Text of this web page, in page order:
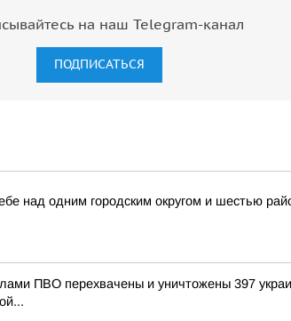
на наш Telegram-канал
ПОДПИСАТЬСЯ
над одним городским округом и шестью
ПВО перехвачены и уничтожены 397